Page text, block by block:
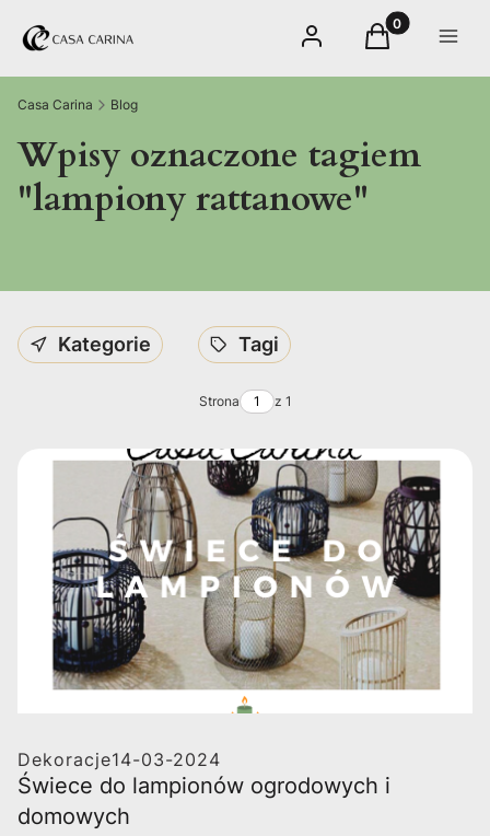
Zaloguj sięProdukty w
Koszyk Menu
Casa Carina Blog
Wpisy oznaczone tagiem
"lampiony rattanowe"
Kategorie Tagi
Strona z 1
Dekoracje14-03-2024
Świece do lampionów ogrodowych i
domowych